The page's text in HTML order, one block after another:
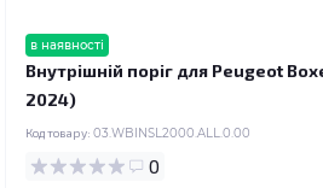
в наявності
Внутрішній поріг для Peugeot
2024)
Код товару: 03.WBINSL2000.ALL.0.00
0